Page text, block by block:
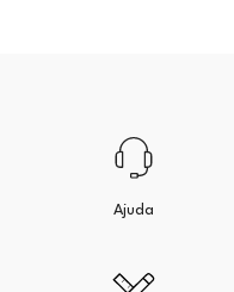
Ajuda